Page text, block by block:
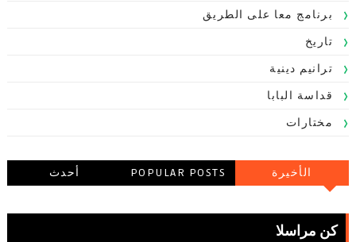
برنامج معا على الطريق
تاريخ
ترانيم دينية
قداسة البابا
مختارات
الأخيرة POPULAR POSTS
أحدث
كن مراسلا